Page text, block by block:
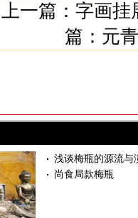
上一篇：字画挂
篇： 元
浅谈梅瓶的源流与
尚食局款梅瓶